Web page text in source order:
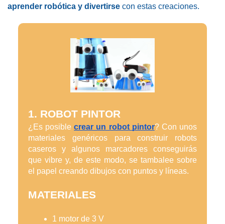
aprender robótica y divertirse con estas creaciones.
1. ROBOT PINTOR
¿Es posible crear un robot pintor? Con unos
materiales genéricos para construir robots
caseros y algunos marcadores conseguirás
que vibre y, de este modo, se tambalee sobre
el papel creando dibujos con puntos y líneas.
MATERIALES
1 motor de 3 V